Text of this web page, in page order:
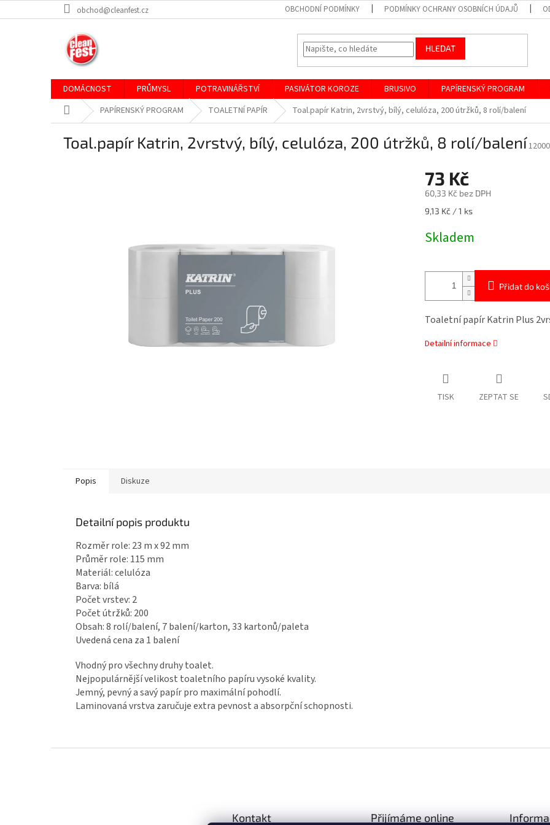
na
obchod@cleanfest.cz OBCHODNÍ PODMÍNKY PODMÍNKY OCHRANY OSOBNÍCH ÚDAJŮ
HLEDAT
DOMÁCNOST PRŮMYSL POTRAVINÁŘSTVÍ PASIVÁTOR KOROZE BRUSIVO PAPÍRENSKÝ PROGRAM
Domů PAPÍRENSKÝ PROGRAM TOALETNÍ PAPÍR Toal.papír Katrin, 2vrstvý, bílý, celulóza, 200 útržků, 8 rolí/balení
Toal.papír Katrin, 2vrstvý, bílý, celulóza, 200 útržků, 8 rolí/balení
73 Kč
60,33 Kč bez DPH
Měrná
9,13 Kč / 1 ks
Skladem
Přidat do
Toaletní papír Katrin Plus
Detailní informace
TISK ZEPTAT SE
Popis Diskuze
Detailní popis produktu
Rozměr role: 23 m x 92 mm
Průměr role: 115 mm
Materiál: celulóza
Barva: bílá
Počet vrstev: 2
Počet útržků: 200
Obsah: 8 rolí/balení, 7 balení/karton, 33 kartonů/paleta
Uvedená cena za 1 balení
Vhodný pro všechny druhy toalet.
Nejpopulárnější velikost toaletního papíru vysoké kvality.
Jemný, pevný a savý papír pro maximální pohodlí.
Laminovaná vrstva zaručuje extra pevnost a absorpční schopnosti.
Kontakt
Přijímáme online